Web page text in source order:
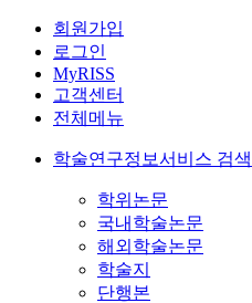
회원가입
로그인
MyRISS
고객센터
전체메뉴
학술연구정보서비스 검색
학위논문
국내학술논문
해외학술논문
학술지
단행본